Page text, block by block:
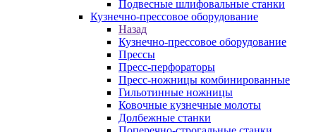
Подвесные шлифовальные станки
Кузнечно-прессовое оборудование
Назад
Кузнечно-прессовое оборудование
Прессы
Пресс-перфораторы
Пресс-ножницы комбинированные
Гильотинные ножницы
Ковочные кузнечные молоты
Долбежные станки